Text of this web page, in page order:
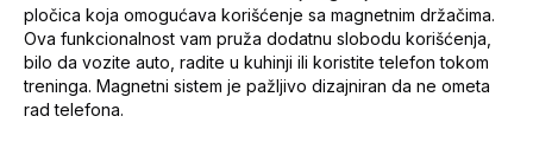
pločica koja omogućava korišćenje sa magnetnim držačima.
Ova funkcionalnost vam pruža dodatnu slobodu korišćenja,
bilo da vozite auto, radite u kuhinji ili koristite telefon tokom
treninga. Magnetni sistem je pažljivo dizajniran da ne ometa
rad telefona.